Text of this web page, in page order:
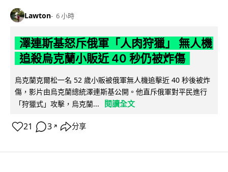
Lawton 6 小時
澤連斯基怒斥俄軍「人肉狩獵」 無人機
追殺烏克蘭小販近 40 秒仍被炸傷
烏克蘭克爾松一名 52 歲小販被俄軍無人機追擊近 40 秒後被炸
傷，影片由烏克蘭總統澤連斯基公開。他直斥俄軍對平民進行
「狩獵式」攻擊，烏克蘭...
閱讀全文
21 3 ↗ 分享